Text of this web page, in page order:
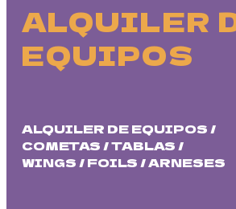
ALQUILER
EQUIPOS
ALQUILER DE EQUIPOS /
COMETAS / TABLAS /
WINGS / FOILS / ARNESES